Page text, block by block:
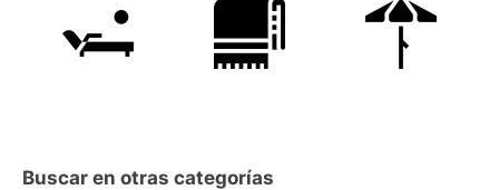
Buscar en otras categorías